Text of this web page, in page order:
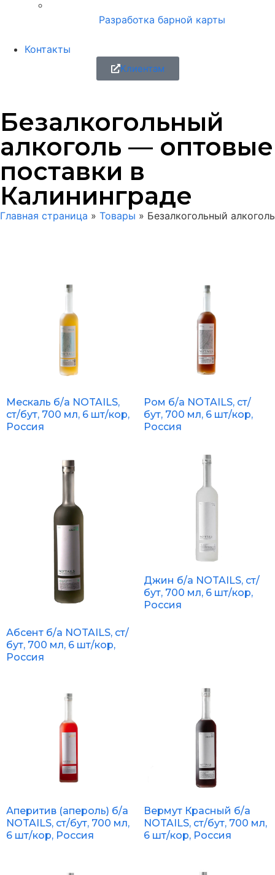
Разработка барной карты
Контакты
Клиентам
Безалкогольный
алкоголь — оптовые
поставки в
Калининграде
Главная страница » Товары » Безалкогольный алкоголь
Мескаль б/а NOTAILS,
ст/бут, 700 мл, 6 шт/кор,
Россия
Ром б/а NOTAILS, ст/
бут, 700 мл, 6 шт/кор,
Россия
Абсент б/а NOTAILS, ст/
бут, 700 мл, 6 шт/кор,
Россия
Джин б/а NOTAILS, ст/
бут, 700 мл, 6 шт/кор,
Россия
Аперитив (апероль) б/а
NOTAILS, ст/бут, 700 мл,
6 шт/кор, Россия
Вермут Красный б/а
NOTAILS, ст/бут, 700 мл,
6 шт/кор, Россия